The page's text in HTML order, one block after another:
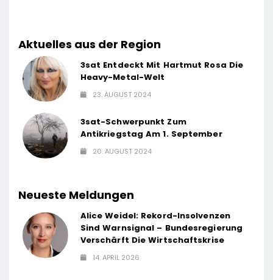
Aktuelles aus der Region
3sat Entdeckt Mit Hartmut Rosa Die
Heavy-Metal-Welt
23. AUGUST 2024
3sat-Schwerpunkt Zum
Antikriegstag Am 1. September
20. AUGUST 2024
Neueste Meldungen
Alice Weidel: Rekord-Insolvenzen
Sind Warnsignal – Bundesregierung
Verschärft Die Wirtschaftskrise
14. APRIL 2026